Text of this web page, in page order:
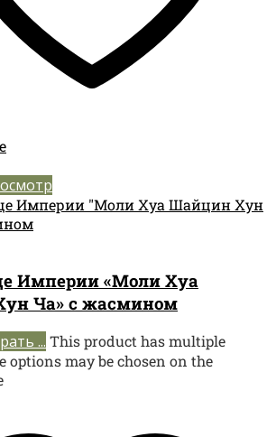
Империи «Моли Хуа
Ча» с жасмином
... This product has multiple
options may be chosen on the